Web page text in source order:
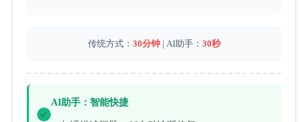
传统方式： 30分钟| AI助手： 30秒
AI助手：智能快捷